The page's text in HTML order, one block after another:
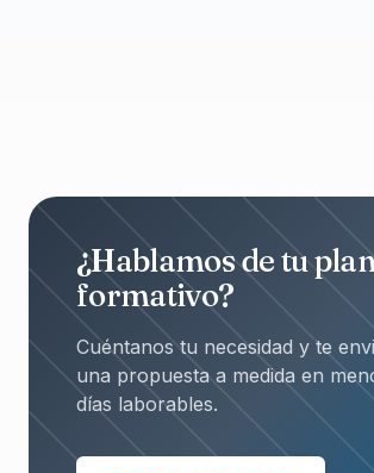
¿Hablamos de tu
formativo?
Cuéntanos tu necesidad y te
una propuesta a medida en
días laborables.